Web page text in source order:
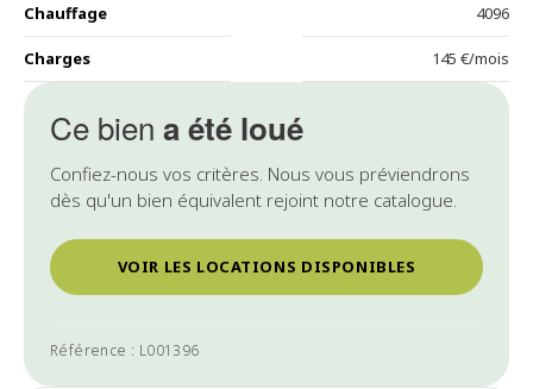
Ce bien a été loué
Confiez-nous vos critères. Nous vous préviendrons
dès qu'un bien équivalent rejoint notre catalogue.
VOIR LES LOCATIONS DISPONIBLES
Référence : L001396
Chauffage 4096
Charges 145 €/mois